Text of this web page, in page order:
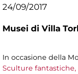
24/09/2017
Musei di Villa
In occasione della
Sculture